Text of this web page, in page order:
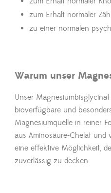
zum Erhalt normaler
zu einer normalen
Warum unser
Unser
bioverfügbare und
Magnesiumquelle in reiner
aus Aminosäure-Chelat und
eine effektive Möglichkeit,
zuverlässig zu decken.